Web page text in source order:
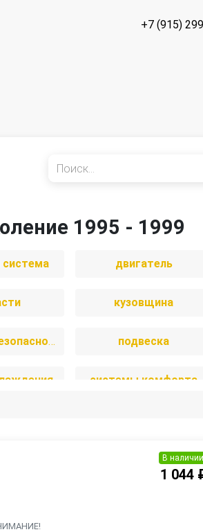
+7 (915)
1995 - 1999
система двигатель
кузовщина
пассивная безопасность подвеска
системы комфорта
В наличии
1 044